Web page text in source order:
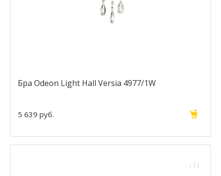
Бра Odeon Light Hall Versia 4977/1W
5 639 руб.